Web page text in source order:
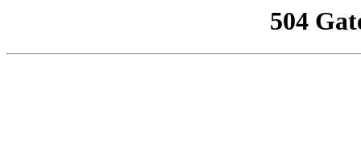
504